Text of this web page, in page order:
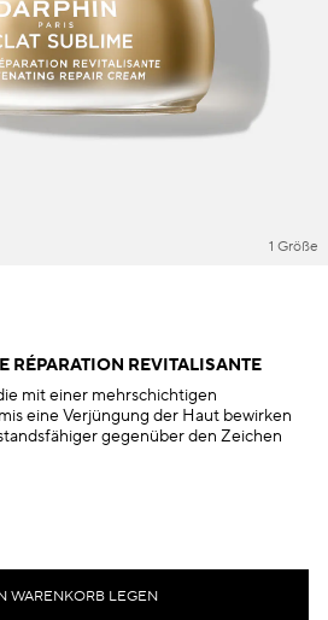
1 Größe
RÉPARATION REVITALISANTE
mit einer mehrschichtigen
eine Verjüngung der Haut bewirken
gegenüber den Zeichen
WARENKORB LEGEN